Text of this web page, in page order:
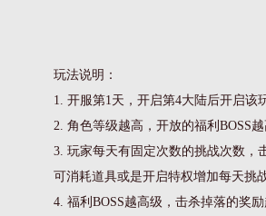
玩法说明：
1. 开服第1天，开启第4大陆后开启该
2. 角色等级越高，开放的福利BOSS越
3. 玩家每天有固定次数的挑战次数，
可消耗道具或是开启特权增加每天挑
4. 福利BOSS越高级，击杀掉落的奖励